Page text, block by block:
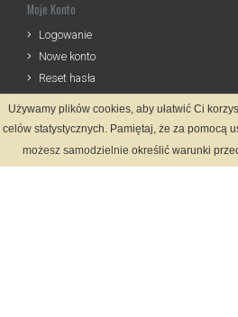
Moje Konto
Logowanie
Nowe konto
Reset hasła
Informacje
Zasady Rejestracji
Używamy plików cookies, aby ułatwić Ci
celów statystycznych. Pamiętaj, że za pomocą
możesz samodzielnie określić warunki